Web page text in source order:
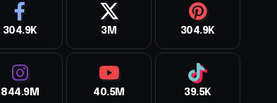
304.9K 3M 304.9K
844.9M 40.5M 39.5K